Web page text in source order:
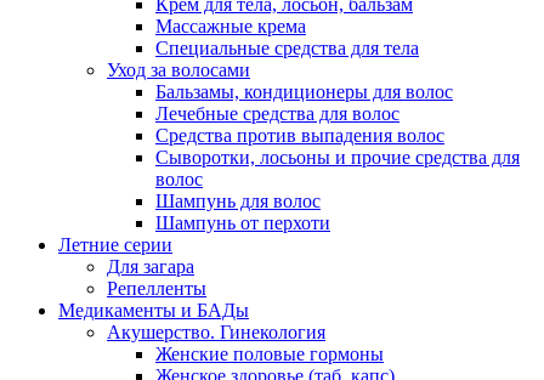
Крем для тела, лосьон, бальзам
Массажные крема
Специальные средства для тела
Уход за волосами
Бальзамы, кондиционеры для волос
Лечебные средства для волос
Средства против выпадения волос
Сыворотки, лосьоны и прочие средства для
волос
Шампунь для волос
Шампунь от перхоти
Летние серии
Для загара
Репелленты
Медикаменты и БАДы
Акушерство. Гинекология
Женские половые гормоны
Женское здоровье (таб, капс)